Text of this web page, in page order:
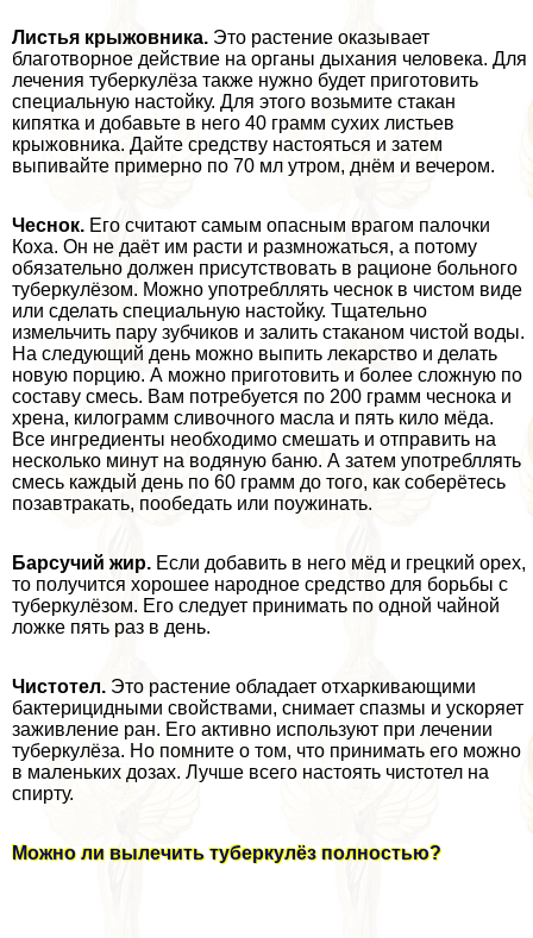
Листья крыжовника. Это растение оказывает
благотворное действие на органы дыхания человека. Для
лечения туберкулёза также нужно будет приготовить
специальную настойку. Для этого возьмите стакан
кипятка и добавьте в него 40 грамм сухих листьев
крыжовника. Дайте средству настояться и затем
выпивайте примерно по 70 мл утром, днём и вечером.
Чеснок. Его считают самым опасным врагом палочки
Коха. Он не даёт им расти и размножаться, а потому
обязательно должен присутствовать в рационе больного
туберкулёзом. Можно употрeбллять чеснок в чистом виде
или сделать специальную настойку. Тщательно
измельчить пару зубчиков и залить стаканом чистой воды.
На следующий день можно выпить лекарство и делать
новую порцию. А можно приготовить и более сложную по
составу смесь. Вам потребуется по 200 грамм чеснока и
хрена, килограмм сливочного масла и пять кило мёда.
Все ингредиенты необходимо смешать и отправить на
несколько минут на водяную баню. А затем употрeбллять
смесь каждый день по 60 грамм до того, как соберётесь
позавтpaкать, пообедать или поужинать.
Барсучий жир. Если добавить в него мёд и грецкий орех,
то получится хорошее народное средство для борьбы с
туберкулёзом. Его следует принимать по одной чайной
ложке пять раз в день.
Чистотел. Это растение обладает отхаркивающими
бактерицидными свойствами, снимает спазмы и ускоряет
заживление ран. Его активно используют при лечении
туберкулёза. Но помните о том, что принимать его можно
в маленьких дозах. Лучше всего настоять чистотел на
спирту.
Можно ли вылечить туберкулёз полностью?